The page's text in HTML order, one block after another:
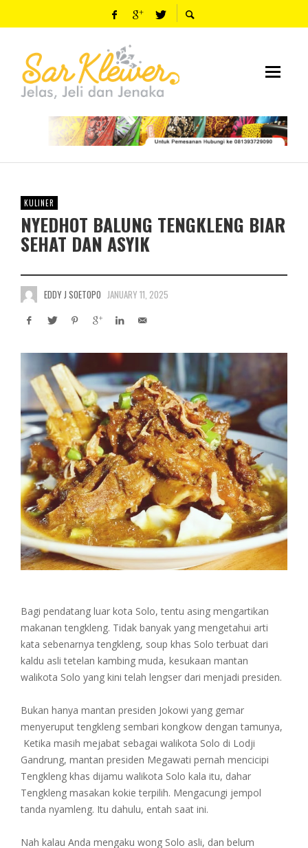
KULINER
NYEDHOT BALUNG TENGKLENG BIAR
SEHAT DAN ASYIK
EDDY J SOETOPO JANUARY 11, 2025
Bagi pendatang luar kota Solo, tentu asing mengartikan
makanan tengkleng. Tidak banyak yang mengetahui arti
kata sebenarnya tengkleng, soup khas Solo terbuat dari
kaldu asli tetelan kambing muda, kesukaan mantan
walikota Solo yang kini telah lengser dari menjadi presiden.
Bukan hanya mantan presiden Jokowi yang gemar
menyeruput tengkleng sembari kongkow dengan tamunya,
Ketika masih mejabat sebagai walikota Solo di Lodji
Gandrung, mantan presiden Megawati pernah mencicipi
Tengkleng khas dijamu walikota Solo kala itu, dahar
Tengkleng masakan kokie terpilih. Mengacungi jempol
tanda nyamleng. Itu dahulu, entah saat ini.
Nah kalau Anda mengaku wong Solo asli, dan belum